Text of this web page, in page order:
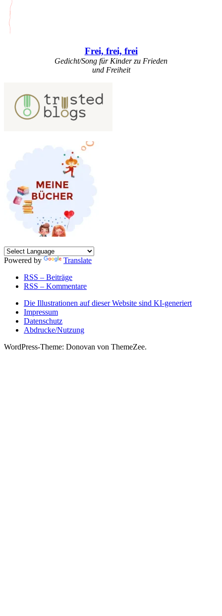
Frei, frei, frei
Gedicht/Song für Kinder zu Frieden
und Freiheit
Powered by
Translate
RSS – Beiträge
RSS – Kommentare
Die Illustrationen auf dieser Website sind KI-generiert
Impressum
Datenschutz
Abdrucke/Nutzung
WordPress-Theme: Donovan von ThemeZee.